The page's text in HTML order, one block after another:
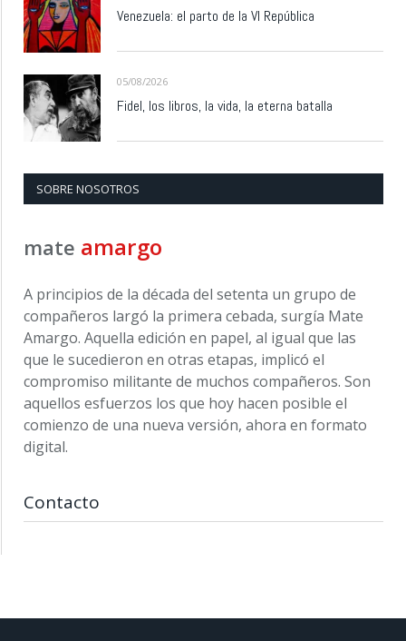
Venezuela: el parto de la VI República
05/08/2026
Fidel, los libros, la vida, la eterna batalla
SOBRE NOSOTROS
mate amargo
A principios de la década del setenta un grupo de
compañeros largó la primera cebada, surgía Mate
Amargo. Aquella edición en papel, al igual que las
que le sucedieron en otras etapas, implicó el
compromiso militante de muchos compañeros. Son
aquellos esfuerzos los que hoy hacen posible el
comienzo de una nueva versión, ahora en formato
digital.
Contacto